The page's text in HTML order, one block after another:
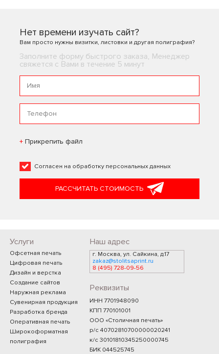
Нет времени изучать сайт?
Вам просто нужны визитки, листовки и другая полиграфия?
Заполните форму быстрого заказа, Менеджер
свяжется с Вами в течение 5 минут
Прикрепить файл
Согласен на обработку персональных данных
РАССЧИТАТЬ СТОИМОСТЬ
Услуги
Офсетная печать
Цифровая печать
Дизайн и верстка
Создание сайтов
Наружная реклама
Сувенирная продукция
Разработка бренда
Оперативная печать
Широкоформатная
полиграфия
Наш адрес
г. Москва, ул. Сайкина, д.17
zakaz@stolitsaprint.ru
8 (495) 728-09-56
Реквизиты
ИНН 7701948090
КПП 770101001
ООО «Столичная печать»
р/с 40702810700000020241
к/с 30101810345250000745
БИК 044525745